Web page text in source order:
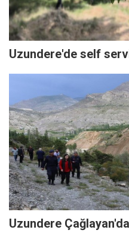
Uzundere'de self
Uzundere